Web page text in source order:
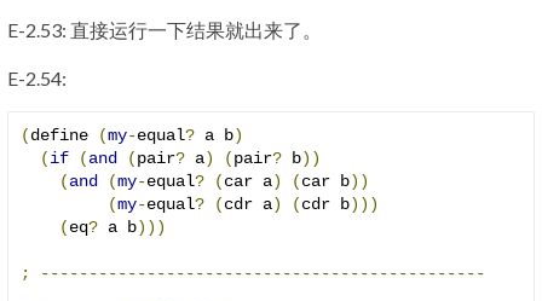
E-2.53: 直接运行一下结果就出来了。
E-2.54:
(define (my-equal? a b)
(if (and (pair? a) (pair? b))
(and (my-equal? (car a) (car b))
(my-equal? (cdr a) (cdr b)))
(eq? a b)))
; ----------------------------------------------